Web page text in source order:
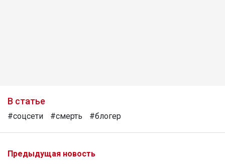
В статье
#соцсети #смерть #блогер
Предыдущая новость